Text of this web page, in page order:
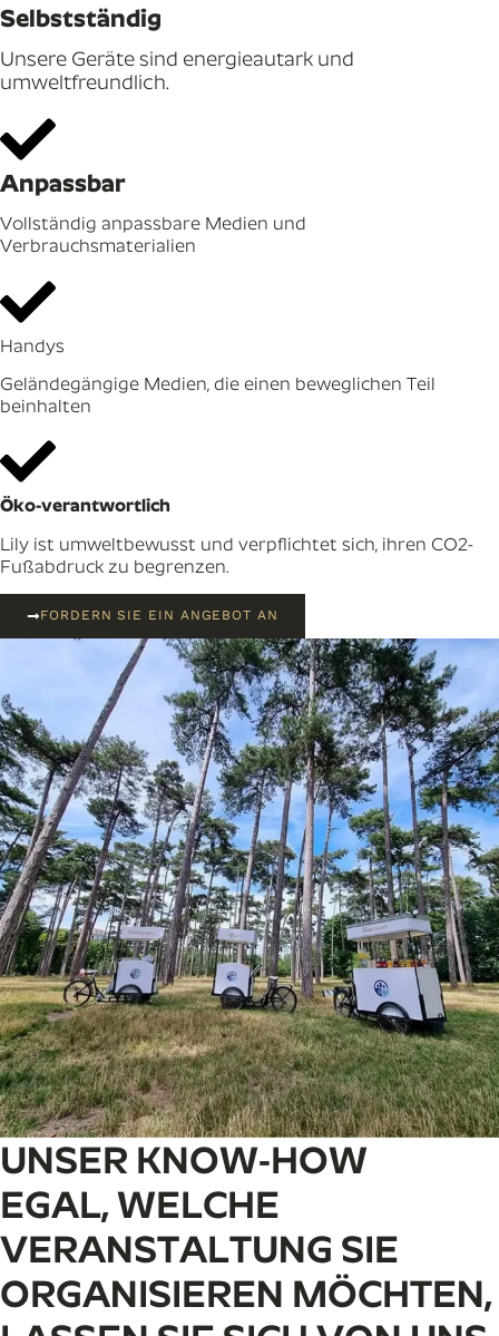
Selbstständig
Unsere Geräte sind energieautark und
umweltfreundlich.
Anpassbar
Vollständig anpassbare Medien und
Verbrauchsmaterialien
Handys
Geländegängige Medien, die einen beweglichen Teil
beinhalten
Öko-verantwortlich
Lily ist umweltbewusst und verpflichtet sich, ihren CO2-
Fußabdruck zu begrenzen.
FORDERN SIE EIN ANGEBOT AN
UNSER KNOW-HOW
EGAL, WELCHE
VERANSTALTUNG SIE
ORGANISIEREN MÖCHTEN,